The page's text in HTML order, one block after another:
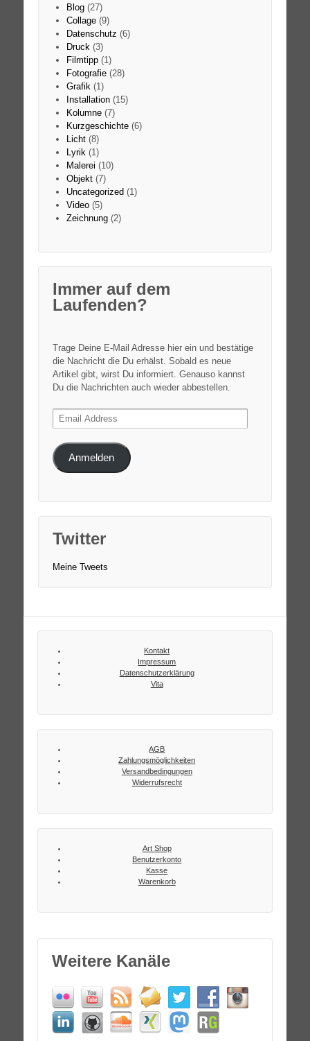
Blog(27)
Collage(9)
Datenschutz (6)
Druck (3)
Filmtipp(1)
Fotografie(28)
Grafik (1)
Installation(15)
Kolumne(7)
Kurzgeschichte(6)
Licht(8)
Lyrik (1)
Malerei (10)
Objekt(7)
Uncategorized(1)
Video(5)
Zeichnung(2)
Immer auf dem
Laufenden?
Trage Deine E-Mail Adresse hier ein und bestätige
die Nachricht die Du erhälst. Sobald es neue
Artikel gibt, wirst Du informiert. Genauso kannst
Du die Nachrichten auch wieder abbestellen.
Email
Address
Anmelden
Twitter
Meine Tweets
Kontakt
Impressum
Datenschutzerklärung
Vita
AGB
Zahlungsmöglichkeiten
Versandbedingungen
Widerrufsrecht
Art Shop
Benutzerkonto
Kasse
Warenkorb
Weitere Kanäle